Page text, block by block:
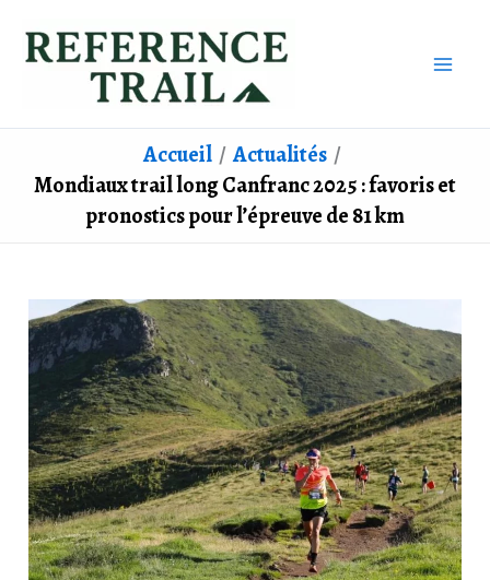
Accueil
Actualités
Mondiaux trail long Canfranc 2025 : favoris et
pronostics pour l’épreuve de 81 km